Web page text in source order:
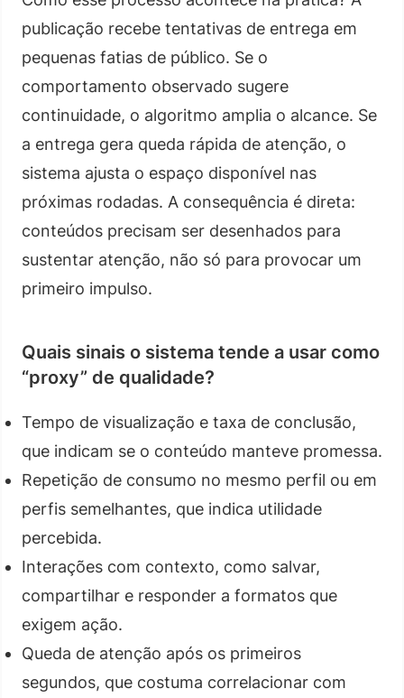
publicação recebe tentativas de entrega em
pequenas fatias de público. Se o
comportamento observado sugere
continuidade, o algoritmo amplia o alcance. Se
a entrega gera queda rápida de atenção, o
sistema ajusta o espaço disponível nas
próximas rodadas. A consequência é direta:
conteúdos precisam ser desenhados para
sustentar atenção, não só para provocar um
primeiro impulso.
Quais sinais o sistema tende a usar como
“proxy” de qualidade?
Tempo de visualização e taxa de conclusão,
que indicam se o conteúdo manteve promessa.
Repetição de consumo no mesmo perfil ou em
perfis semelhantes, que indica utilidade
percebida.
Interações com contexto, como salvar,
compartilhar e responder a formatos que
exigem ação.
Queda de atenção após os primeiros
segundos, que costuma correlacionar com